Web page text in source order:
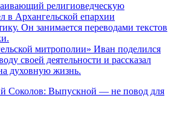
религиоведческую
в Архангельской епархии
Он занимается переводами текстов
митрополии» Иван поделился
своей деятельности и рассказал
духовную жизнь.